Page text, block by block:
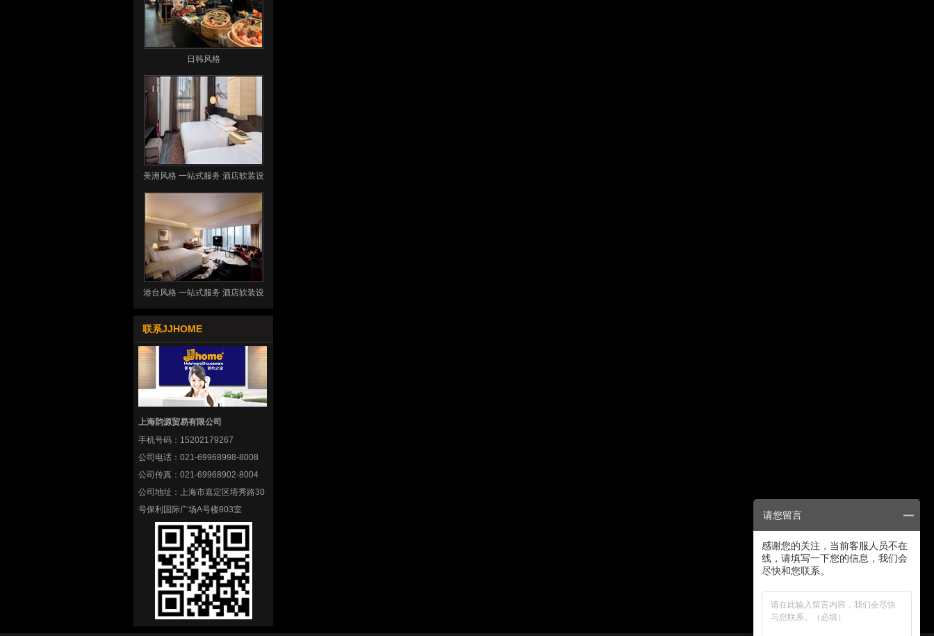
日韩风格
美洲风格 一站式服务 酒店软装设
计 酒店客房用品
港台风格 一站式服务 酒店软装设
联系JJHOME
上海韵源贸易有限公司
手机号码： 15202179267
公司电话： 021-69968998-8008
公司传真： 021-69968902-8004
公司地址： 上海市嘉定区塔秀路30
号保利国际广场A号楼803室
请您留言
感谢您的关注，当前客服人员不在
线，请填写一下您的信息，我们会
尽快和您联系。